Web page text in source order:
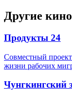
Другие
Продукты 24
Совместный
жизни рабочих
Чунгкингский